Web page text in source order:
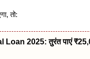
तो:
2025: तुरंत पाएं